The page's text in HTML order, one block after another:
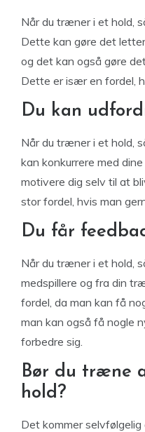
Når du træner i et hold,
Dette kan gøre det
og det kan også gøre
Dette er især en fordel,
Du kan
Når du træner i et hold,
kan konkurrere med
motivere dig selv til at
stor fordel, hvis man
Du får
Når du træner i et hold,
medspillere og fra din
fordel, da man kan få
man kan også få nogle
forbedre sig.
Bør du træne
hold?
Det kommer